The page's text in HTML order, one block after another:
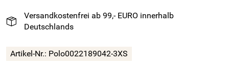
Versandkostenfrei ab 99,- EURO innerhalb
Deutschlands
Artikel-Nr.: Polo0022189042-3XS